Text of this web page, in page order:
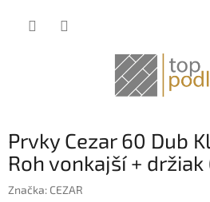
Prvky Cezar 60 Dub
Roh vonkajší + držiak
Značka: CEZAR